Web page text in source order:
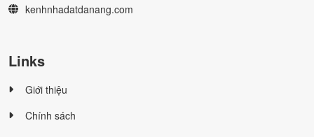
kenhnhadatdanang.com
Links
Giới thiệu
Chính sách